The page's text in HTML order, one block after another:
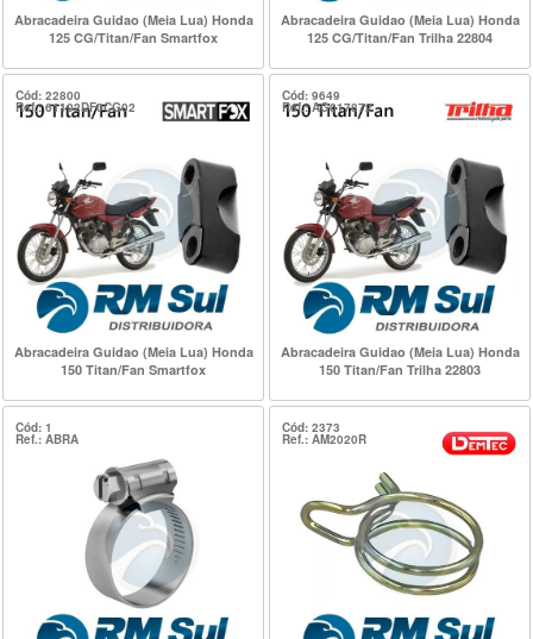
Abracadeira Guidao (Meia Lua) Honda
125 CG/Titan/Fan Smartfox
Abracadeira Guidao (Meia Lua) Honda
125 CG/Titan/Fan Trilha 22804
Cód: 22800
Ref.: 61102DF0CG02
Abracadeira Guidao (Meia Lua) Honda
150 Titan/Fan Smartfox
Cód: 9649
Ref.: AG017872
Abracadeira Guidao (Meia Lua) Honda
150 Titan/Fan Trilha 22803
Cód: 1
Ref.: ABRA
Cód: 2373
Ref.: AM2020R